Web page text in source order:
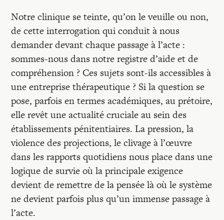
Notre clinique se teinte, qu’on le veuille ou non,
de cette interrogation qui conduit à nous
demander devant chaque passage à l’acte :
sommes-nous dans notre registre d’aide et de
compréhension ? Ces sujets sont-ils accessibles à
une entreprise thérapeutique ? Si la question se
pose, parfois en termes académiques, au prétoire,
elle revêt une actualité cruciale au sein des
établissements pénitentiaires. La pression, la
violence des projections, le clivage à l’œuvre
dans les rapports quotidiens nous place dans une
logique de survie où la principale exigence
devient de remettre de la pensée là où le système
ne devient parfois plus qu’un immense passage à
l’acte.